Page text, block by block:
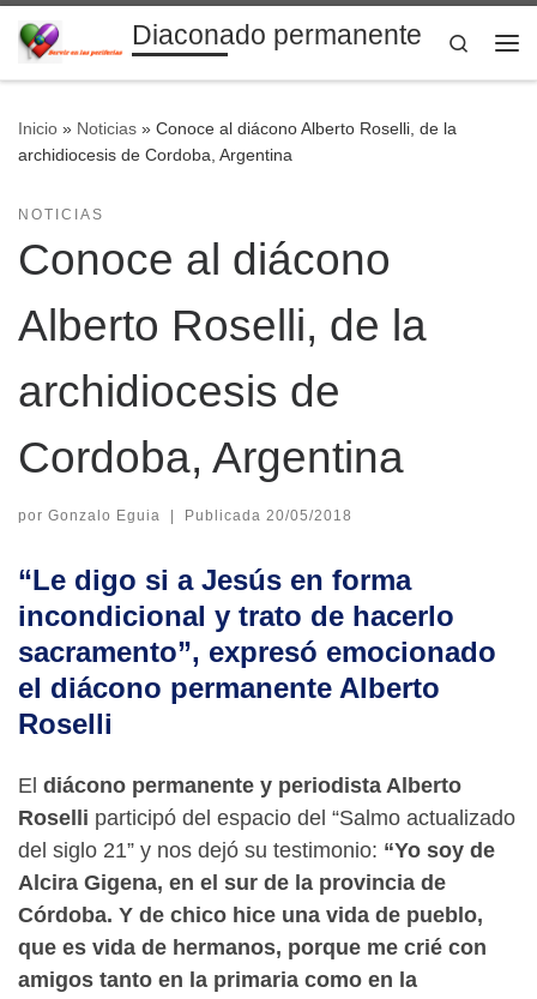
Saltar al contenidoDiaconado permanente
Search
Inicio » Noticias » Conoce al diácono Alberto Roselli, de la
archidiocesis de Cordoba, Argentina
NOTICIAS
Conoce al diácono
Alberto Roselli, de la
archidiocesis de
Cordoba, Argentina
por Gonzalo Eguia | Publicada 20/05/2018
“Le digo si a Jesús en forma
incondicional y trato de hacerlo
sacramento”, expresó emocionado
el diácono permanente Alberto
Roselli
El diácono permanente y periodista Alberto
Roselli participó del espacio del “Salmo actualizado
del siglo 21” y nos dejó su testimonio: “Yo soy de
Alcira Gigena, en el sur de la provincia de
Córdoba. Y de chico hice una vida de pueblo,
que es vida de hermanos, porque me crié con
amigos tanto en la primaria como en la